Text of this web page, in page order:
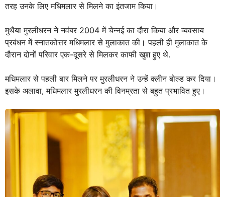
तरह उनके लिए मधिमलार से मिलने का इंतजाम किया।
मुथैया मुरलीधरन ने नवंबर 2004 में चेन्नई का दौरा किया और व्यवसाय
प्रबंधन में स्नातकोत्तर मधिमलार से मुलाकात की। पहली ही मुलाकात के
दौरान दोनों परिवार एक-दूसरे से मिलकर काफी खुश हुए थे.
मधिमलार से पहली बार मिलने पर मुरलीधरन ने उन्हें क्लीन बोल्ड कर दिया।
इसके अलावा, मधिमलार मुरलीधरन की विनम्रता से बहुत प्रभावित हुए।